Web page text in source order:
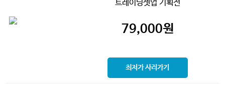
트레이닝셋업 기획전
79,000원
최저가 사러가기